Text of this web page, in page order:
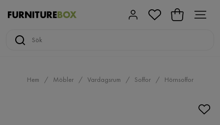
Hem Möbler Vardagsrum Soffor Hörnsoffor